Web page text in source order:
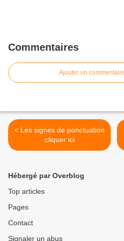
Commentaires
Ajouter un commentaire
< Les signes de ponctuation
cliquer ici
Hébergé par Overblog
Top articles
Pages
Contact
Signaler un abus